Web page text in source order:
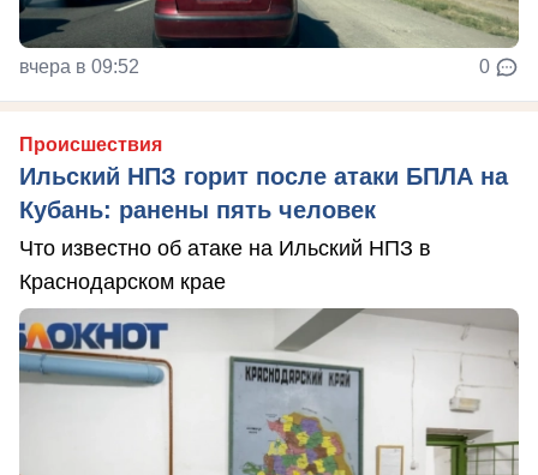
вчера в 09:52 0
Происшествия
Ильский НПЗ горит после атаки БПЛА на
Кубань: ранены пять человек
Что известно об атаке на Ильский НПЗ в
Краснодарском крае